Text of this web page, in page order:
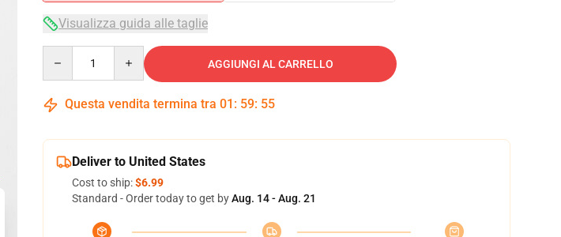
Visualizza guida alle taglie
AGGIUNGI AL CARRELLO
Questa vendita termina tra 01 : 59: 54
Deliver to United States
Cost to ship:$6.99
Standard - Order today to get byAug. 14 - Aug. 21